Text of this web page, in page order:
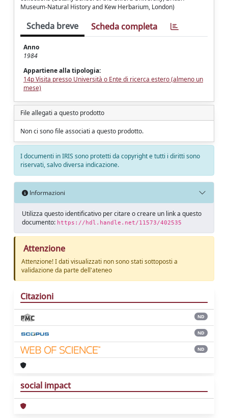
Museum-Natural History and Kew Herbarium, London)
Scheda breve Scheda completa
Anno
1984
Appartiene alla tipologia:
14p Visita presso Università o Ente di ricerca estero (almeno un
mese)
File allegati a questo prodotto
Non ci sono file associati a questo prodotto.
I documenti in IRIS sono protetti da copyright e tutti i diritti sono
riservati, salvo diversa indicazione.
Informazioni
Utilizza questo identificativo per citare o creare un link a questo
documento: https://hdl.handle.net/11573/402535
Attenzione
Attenzione! I dati visualizzati non sono stati sottoposti a
validazione da parte dell'ateneo
Citazioni
ND
ND
ND
social impact